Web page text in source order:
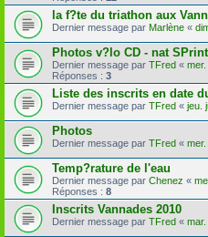
la f?te du triathon aux
Dernier message par Marlène «
Photos v?lo CD - nat SPrint
Dernier message par TFred «
Réponses : 3
Liste des inscrits en date
Dernier message par TFred « jeu.
Photos
Dernier message par TFred «
Temp?rature de l'eau
Dernier message par Chenez «
Réponses : 8
Inscrits Vannades 2010
Dernier message par TFred «